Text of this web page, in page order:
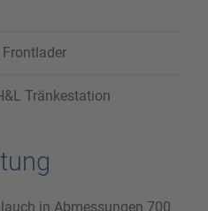
Tränkestation
in Abmessungen 700